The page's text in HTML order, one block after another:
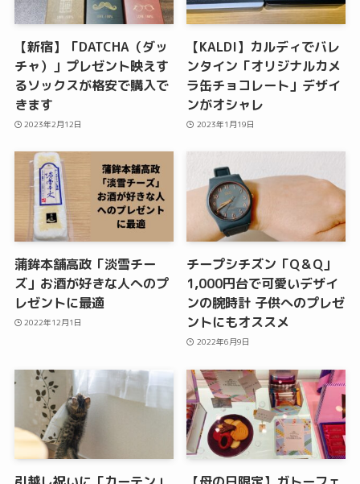
【新宿】「DATCHA（ダッ
チャ）」プレゼント映えす
るソックスが格安で購入で
きます
2023年2月12日
【KALDI】カルディでバレ
ンタイン「オリジナルカメ
ラ缶チョコレート」デザイ
ンがオシャレ
2023年1月19日
蒲鉾本舗高政「淡雪チー
ズ」お酒が好きな人へのプ
レゼントに最適
2022年12月1日
チープシチズン「Q＆Q」
1,000円台で可愛いデザイ
ンの腕時計 子供へのプレゼ
ントにもオススメ
2022年6月9日